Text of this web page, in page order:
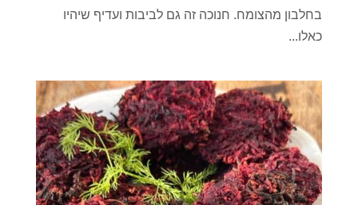
בחלבון מהצומח. חנוכה זה גם לביבות ועדיף שיהיו
כאלו...